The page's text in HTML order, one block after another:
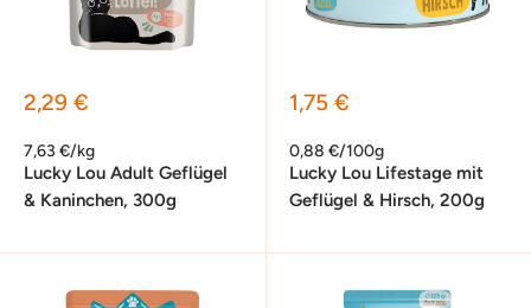
Sonderpreis
2,29 €
7,63 €/kg
Lucky Lou Adult Geflügel
& Kaninchen, 300g
Sonderpreis
1,75 €
0,88 €/100g
Lucky Lou Lifestage mit
Geflügel & Hirsch, 200g